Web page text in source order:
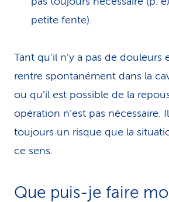
petite fente).
Tant qu’il n’y a pas de douleurs
rentre spontanément dans la
ou qu’il est possible de la
opération n’est pas nécessaire.
toujours un risque que la
ce sens.
Que puis-je faire